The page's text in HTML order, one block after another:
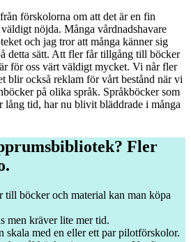
förskolorna om att det är en fin
nöjda. Många vårdnadshavare
och jag tror att många känner sig
detta sätt. Att fler får tillgång till böcker
för oss värt väldigt mycket. Vi når fler
blir också reklam för vårt bestånd när vi
på olika språk. Språkböcker som
lång tid, har nu blivit bläddrade i många
Fler
till böcker och material kan man köpa
men kräver lite mer tid.
skala med en eller ett par pilotförskolor.